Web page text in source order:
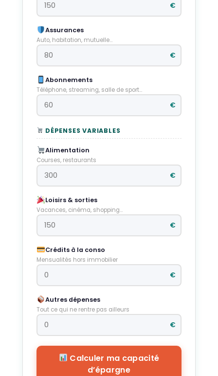
€
Assurances
Auto, habitation, mutuelle…
€
Abonnements
Téléphone, streaming, salle de sport…
€
DÉPENSES VARIABLES
Alimentation
Courses, restaurants
€
Loisirs & sorties
Vacances, cinéma, shopping…
€
Crédits à la conso
Mensualités hors immobilier
€
Autres dépenses
Tout ce qui ne rentre pas ailleurs
€
Calculer ma capacité
d’épargne